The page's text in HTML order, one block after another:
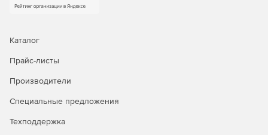
Каталог
Прайс-листы
Производители
Специальные предложения
Техподдержка